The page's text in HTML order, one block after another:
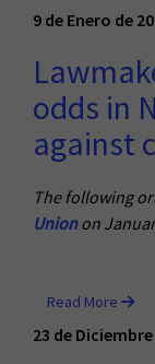
9 de Enero de
odds in
against
The following
Unionon
Read More
23 de